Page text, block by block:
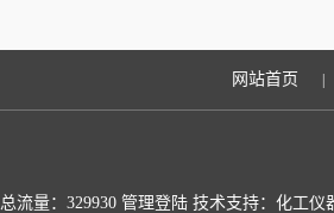
网站首页
总流量：329930 管理登陆 技术支持：化工仪